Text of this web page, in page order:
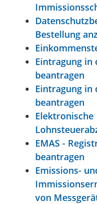
Bestellung
Eintragung
beantragen
Eintragung in
beantragen
Elektronische
EMAS -
beantragen
Emissions-
von